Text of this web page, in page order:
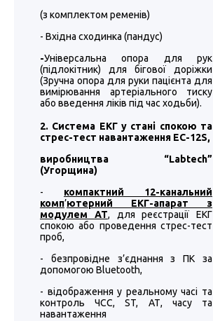
(з комплектом ременів)
- Вхідна сходинка (пандус)
-Універсальна опора для рук
(підлокітник) для бігової доріжки
(Зручна опора для руки пацієнта для
вимірювання артеріального тиску
або введення ліків під час ходьби).
2. Система ЕКГ у стані спокою та
стрес-тест навантаження EC-12S,
виробництва “Labtech”
(Угорщина)
- компактний 12-канальний
комп’ютерний ЕКГ-апарат з
модулем АТ, для реєстрації ЕКГ
спокою або проведення стрес-тест
проб,
- безпровідне з’єднання з ПК за
допомогою Bluetooth,
- відображення у реальному часі та
контроль ЧСС, ST, АТ, часу та
навантаження